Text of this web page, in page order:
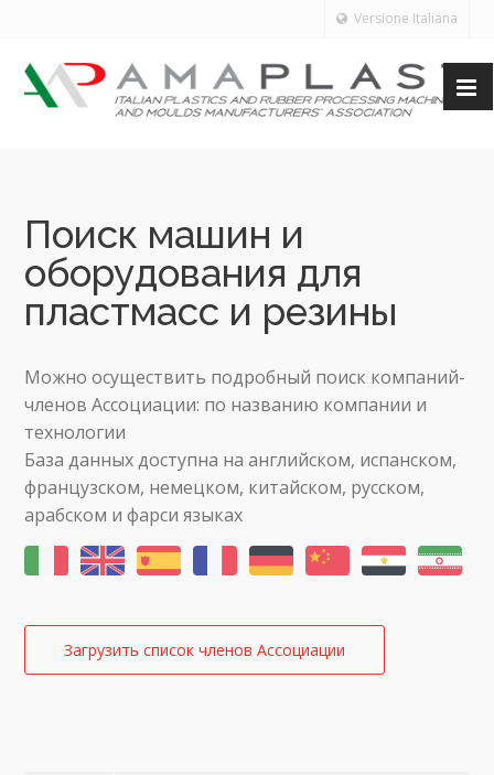
Versione Italiana
Поиск машин и
оборудования для
пластмасс и резины
Можно осуществить подробный поиск компаний-
членов Ассоциации: по названию компании и
технологии
База данных доступна на английском, испанском,
французском, немецком, китайском, русском,
арабском и фарси языках
Загрузить список членов Ассоциации